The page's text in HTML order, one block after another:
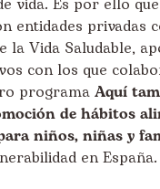
vida. Es por ello
entidades privadas
la Vida Saludable,
con los que
programa Aquí
de hábitos
niños, niñas y
en España.